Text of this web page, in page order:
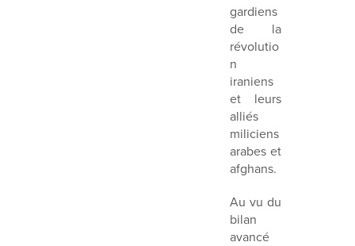
gardiens
de la
révolutio
n
iraniens
et leurs
alliés
miliciens
arabes et
afghans.
Au vu du
bilan
avancé